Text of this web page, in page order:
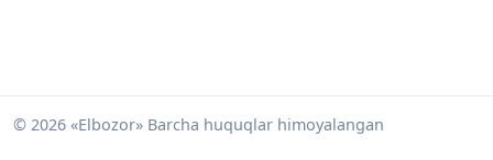
© 2026 «Elbozor» Barcha huquqlar himoyalangan